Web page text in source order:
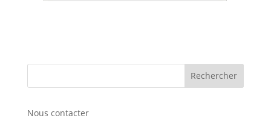
Nous contacter